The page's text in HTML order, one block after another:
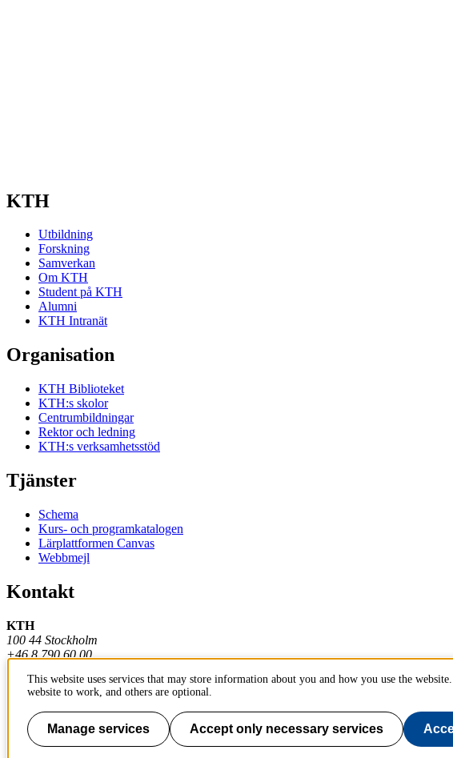
KTH
Utbildning
Forskning
Samverkan
Om KTH
Student på KTH
Alumni
KTH Intranät
Organisation
KTH Biblioteket
KTH:s skolor
Centrumbildningar
Rektor och ledning
KTH:s verksamhetsstöd
Tjänster
Schema
Kurs- och programkatalogen
Lärplattformen Canvas
Webbmejl
Kontakt
KTH
100 44 Stockholm
+46 8 790 60 00
Kontakta KTH
Jobba på KTH
Press och media
Faktura och betalning KTH
Om KTH:s webbplatser
This website uses services that may store information about you and how you use the
website to work, and others are optional.
Manage services Accept only necessary services